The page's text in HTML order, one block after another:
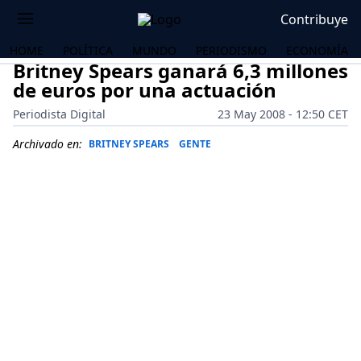
Contribuye
HOME POLÍTICA MUNDO PERIODISMO ECONOMÍA
Britney Spears ganará 6,3 millones
de euros por una actuación
Periodista Digital
23 May 2008 - 12:50 CET
Archivado en: BRITNEY SPEARS GENTE